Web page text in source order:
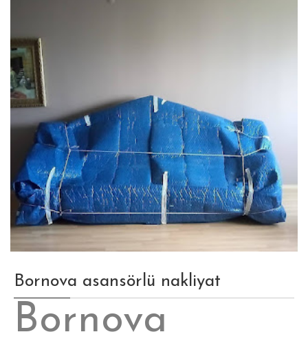
Bornova asansörlü nakliyat
Bornova